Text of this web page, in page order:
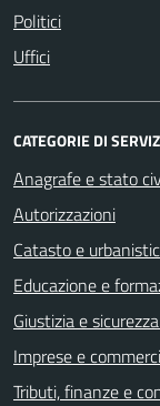
Politici
Uffici
CATEGORIE DI
Anagrafe e stato
Autorizzazioni
Catasto e
Educazione e
Giustizia e
Imprese e
Tributi, finanze e